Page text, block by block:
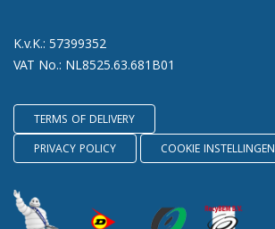
K.v.K.: 57399352
VAT No.: NL8525.63.681B01
TERMS OF DELIVERY
PRIVACY POLICY
COOKIE INSTELLINGEN